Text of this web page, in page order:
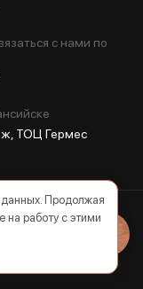
с нами по
ТОЦ Гермес
данных. Продолжая
на работу с этими